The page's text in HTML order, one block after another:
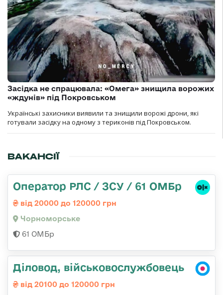
Засідка не спрацювала: «Омега» знищила ворожих
«ждунів» під Покровськом
Українські захисники виявили та знищили ворожі дрони, які
готували засідку на одному з териконів під Покровськом.
ВАКАНСІЇ
Оператор РЛС / ЗСУ / 61 ОМБр
від 20000 до 120000 грн
Чорноморське
61 ОМБр
Діловод, військовослужбовець
від 20100 до 120000 грн